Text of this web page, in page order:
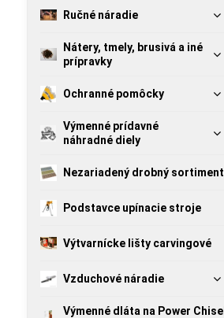
Ručné náradie
Nátery, tmely, brusivá a iné
prípravky
Ochranné pomôcky
Výmenné prídavné
náhradné diely
Nezariadený drobný sortiment
Podstavce upínacie stroje
Výtvarnícke lišty carvingové
Vzduchové náradie
Výmenné dláta na Power Chisel